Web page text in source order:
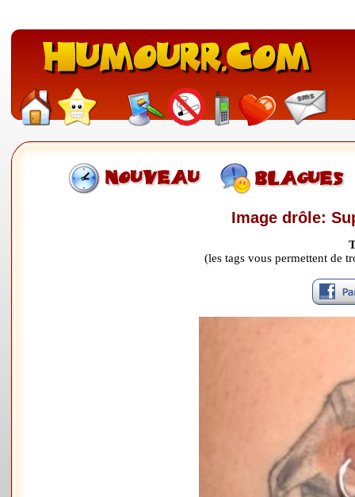
Image drôle:
(les tags vous permettent de